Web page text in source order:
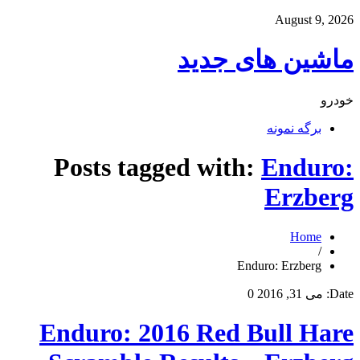
August 9, 2026
ماشین های جدید
خودرو
برگه نمونه
Posts tagged with: Enduro:
Erzberg
Home
/
Enduro: Erzberg
Date: می 31, 2016 0
Enduro: 2016 Red Bull Hare